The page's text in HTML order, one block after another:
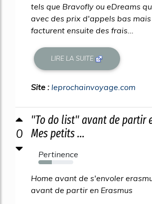
tels que Bravofly ou eDreams
avec des prix d'appels bas
facturent ensuite des frais...
LIRE LA SUITE
Site : leprochainvoyage.com
0
"To do list" avant de partir
Mes petits ...
Pertinence
39%
Home avant de s'envoler
avant de partir en Erasmus